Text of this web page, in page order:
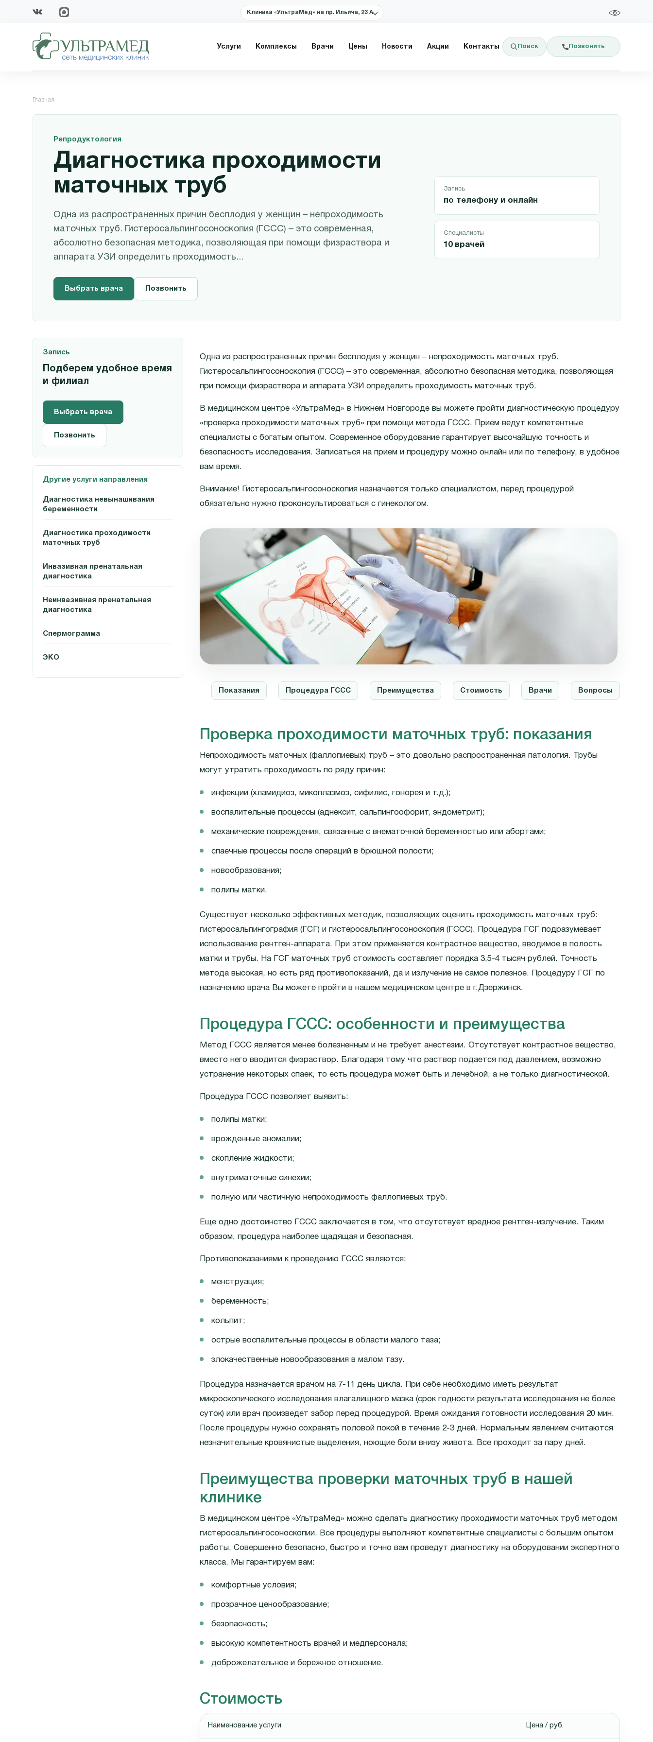
Клиника «УльтраМед» на пр. Ильича, 23 А
Услуги Комплексы Врачи Цены Новости Акции Контакты Поиск Позвонить
Главная
Репродуктология
Диагностика проходимости
маточных труб
Одна из распространенных причин бесплодия у женщин – непроходимость
маточных труб. Гистеросальпингосоноскопия (ГССС) – это современная,
абсолютно безопасная методика, позволяющая при помощи физраствора и
аппарата УЗИ определить проходимость...
Выбрать врача Позвонить
Запись
по телефону и онлайн
Специалисты
10 врачей
Запись
Подберем удобное время
и филиал
Выбрать врача
Позвонить
Другие услуги направления
Диагностика невынашивания
беременности
Диагностика проходимости
маточных труб
Инвазивная пренатальная
диагностика
Неинвазивная пренатальная
диагностика
Спермограмма
ЭКО
Одна из распространенных причин бесплодия у женщин – непроходимость маточных труб.
Гистеросальпингосоноскопия (ГССС) – это современная, абсолютно безопасная методика, позволяющая
при помощи физраствора и аппарата УЗИ определить проходимость маточных труб.
В медицинском центре «УльтраМед» в Нижнем Новгороде вы можете пройти диагностическую процедуру
«проверка проходимости маточных труб» при помощи метода ГССС. Прием ведут компетентные
специалисты с богатым опытом. Современное оборудование гарантирует высочайшую точность и
безопасность исследования. Записаться на прием и процедуру можно онлайн или по телефону, в удобное
вам время.
Внимание! Гистеросальпингосоноскопия назначается только специалистом, перед процедурой
обязательно нужно проконсультироваться с гинекологом.
Показания Процедура ГССС Преимущества Стоимость Врачи Вопросы
Проверка проходимости маточных труб: показания
Непроходимость маточных (фаллопиевых) труб – это довольно распространенная патология. Трубы
могут утратить проходимость по ряду причин:
инфекции (хламидиоз, микоплазмоз, сифилис, гонорея и т.д.);
воспалительные процессы (аднексит, сальпингоофорит, эндометрит);
механические повреждения, связанные с внематочной беременностью или абортами;
спаечные процессы после операций в брюшной полости;
новообразования;
полипы матки.
Существует несколько эффективных методик, позволяющих оценить проходимость маточных труб:
гистеросальпингография (ГСГ) и гистеросальпингосоноскопия (ГССС). Процедура ГСГ подразумевает
использование рентген-аппарата. При этом применяется контрастное вещество, вводимое в полость
матки и трубы. На ГСГ маточных труб стоимость составляет порядка 3,5-4 тысяч рублей. Точность
метода высокая, но есть ряд противопоказаний, да и излучение не самое полезное. Процедуру ГСГ по
назначению врача Вы можете пройти в нашем медицинском центре в г.Дзержинск.
Процедура ГССС: особенности и преимущества
Метод ГССС является менее болезненным и не требует анестезии. Отсутствует контрастное вещество,
вместо него вводится физраствор. Благодаря тому что раствор подается под давлением, возможно
устранение некоторых спаек, то есть процедура может быть и лечебной, а не только диагностической.
Процедура ГССС позволяет выявить:
полипы матки;
врожденные аномалии;
скопление жидкости;
внутриматочные синехии;
полную или частичную непроходимость фаллопиевых труб.
Еще одно достоинство ГССС заключается в том, что отсутствует вредное рентген-излучение. Таким
образом, процедура наиболее щадящая и безопасная.
Противопоказаниями к проведению ГССС являются:
менструация;
беременность;
кольпит;
острые воспалительные процессы в области малого таза;
злокачественные новообразования в малом тазу.
Процедура назначается врачом на 7-11 день цикла. При себе необходимо иметь результат
микроскопического исследования влагалищного мазка (срок годности результата исследования не более
суток) или врач произведет забор перед процедурой. Время ожидания готовности исследования 20 мин.
После процедуры нужно сохранять половой покой в течение 2-3 дней. Нормальным явлением считаются
незначительные кровянистые выделения, ноющие боли внизу живота. Все проходит за пару дней.
Преимущества проверки маточных труб в нашей
клинике
В медицинском центре «УльтраМед» можно сделать диагностику проходимости маточных труб методом
гистеросальпингосоноскопии. Все процедуры выполняют компетентные специалисты с большим опытом
работы. Совершенно безопасно, быстро и точно вам проведут диагностику на оборудовании экспертного
класса. Мы гарантируем вам:
комфортные условия;
прозрачное ценообразование;
безопасность;
высокую компетентность врачей и медперсонала;
доброжелательное и бережное отношение.
Стоимость
Наименование услуги Цена / руб.